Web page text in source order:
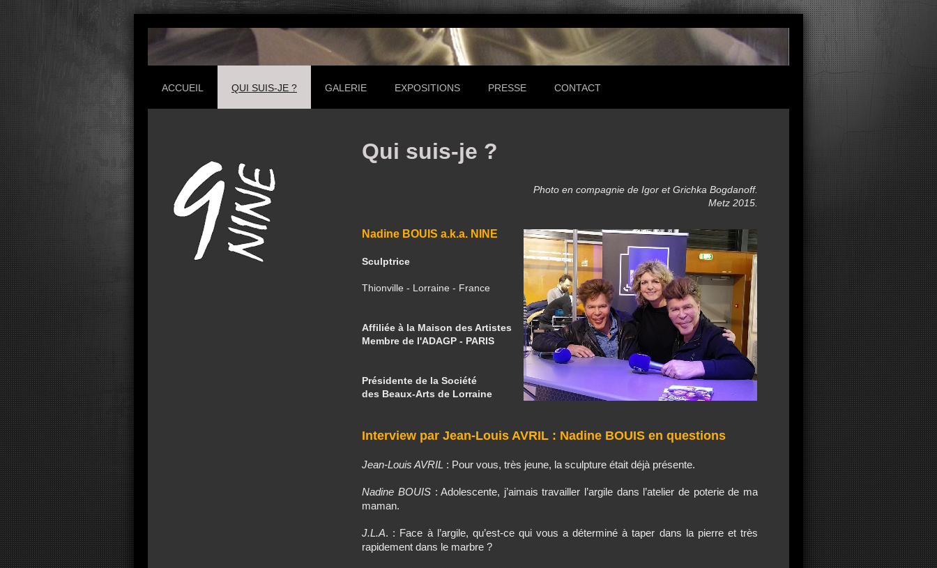
ACCUEIL QUI SUIS-JE ? GALERIE EXPOSITIONS PRESSE CONTACT
Qui suis-je ?
Photo en compagnie de Igor et Grichka Bogdanoff.
Metz 2015.
Nadine BOUIS a.k.a. NINE
Sculptrice
Thionville - Lorraine - France
Affiliée à la Maison des Artistes
Membre de l'ADAGP - PARIS
Présidente de laSociété
des Beaux-Arts de Lorraine
Interview par Jean-Louis AVRIL : Nadine BOUIS en questions
Jean-Louis AVRIL : Pour vous, très jeune, la sculpture était déjà présente.
Nadine BOUIS: Adolescente, j’aimais travailler l’argile dans l’atelier de poterie de ma
maman.
J.L.A. : Face à l’argile, qu’est-ce qui vous a déterminé à taper dans la pierre et très
rapidement dans le marbre ?